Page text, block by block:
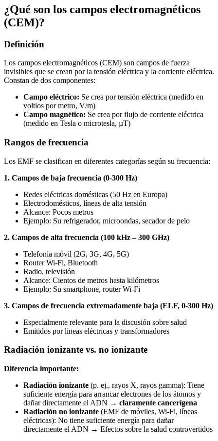
¿Qué son los campos electromagnéticos
(CEM)?
Definición
Los campos electromagnéticos (CEM) son campos de fuerza
invisibles que se crean por la tensión eléctrica y la corriente eléctrica.
Constan de dos componentes:
Campo eléctrico: Se crea por tensión eléctrica (medido en
voltios por metro, V/m)
Campo magnético: Se crea por flujo de corriente eléctrica
(medido en Tesla o microtesla, µT)
Rangos de frecuencia
Los EMF se clasifican en diferentes categorías según su frecuencia:
1. Campos de baja frecuencia (0-300 Hz)
Redes eléctricas domésticas (50 Hz en Europa)
Electrodomésticos, líneas de alta tensión
Alcance: Pocos metros
Ejemplo: Su refrigerador, microondas, secador de pelo
2. Campos de alta frecuencia (100 kHz – 300 GHz)
Telefonía móvil (2G, 3G, 4G, 5G)
Router Wi-Fi, Bluetooth
Radio, televisión
Alcance: Cientos de metros hasta kilómetros
Ejemplo: Su smartphone, router Wi-Fi
3. Campos de frecuencia extremadamente baja (ELF, 0-300 Hz)
Especialmente relevante para la discusión sobre salud
Emitidos por líneas eléctricas y transformadores
Radiación ionizante vs. no ionizante
Diferencia importante:
Radiación ionizante (p. ej., rayos X, rayos gamma): Tiene
suficiente energía para arrancar electrones de los átomos y
dañar directamente el ADN → claramente cancerígena
Radiación no ionizante (EMF de móviles, Wi-Fi, líneas
eléctricas): No tiene suficiente energía para dañar
directamente el ADN → Efectos sobre la salud controvertidos